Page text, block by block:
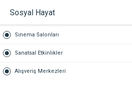
Sosyal Hayat
Sinema Salonları
Sanatsal Etkinlikler
Alışveriş Merkezleri